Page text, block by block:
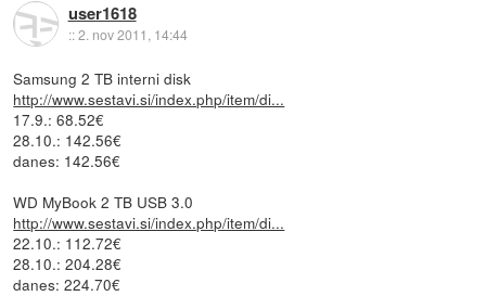
user1618
::2. nov 2011, 14:44
Samsung 2 TB interni disk
http://www.sestavi.si/index.php/item/di...
17.9.: 68.52€
28.10.: 142.56€
danes: 142.56€
WD MyBook 2 TB USB 3.0
http://www.sestavi.si/index.php/item/di...
22.10.: 112.72€
28.10.: 204.28€
danes: 224.70€